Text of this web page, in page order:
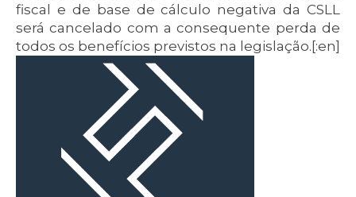
fiscal e de base de cálculo negativa da CSLL
será cancelado com a consequente perda de
todos os benefícios previstos na legislação.[:en]